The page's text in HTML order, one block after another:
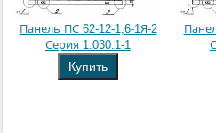
Панель ПС 62-12-1,6-1Я-2
Серия 1.030.1-1
Купить